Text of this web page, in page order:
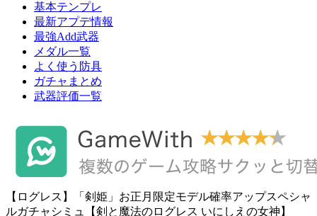
基本テンプレ
最新アプデ情報
最強Add武器
メダル一覧
よく使う防具
ガチャまとめ
武器評価一覧
【ログレス】「剣姫」お正月限定モデル確率アップスペシャ
ルガチャシミュ【剣と魔法のログレス いにしえの女神】